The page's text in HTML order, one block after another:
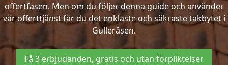
offertfasen. Men om du följer denna guide och använder
vår offerttjänst får du det enklaste och säkraste takbytet i
Gulleråsen.
Få 3 erbjudanden, gratis och utan förpliktelser